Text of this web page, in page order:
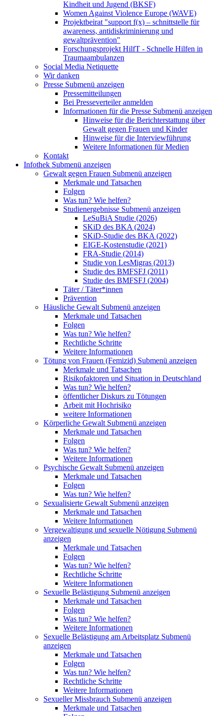
Kindheit und Jugend (BKSF)
Women Against Violence Europe (WAVE)
Projektbeirat "support f(x) – schnittstelle für
awareness, antidiskriminierung und
gewaltprävention"
Forschungsprojekt HilfT - Schnelle Hilfen in
Traumaambulanzen
Social Media Netiquette
Wir danken
Presse Submenü anzeigen
Pressemitteilungen
Bei Presseverteiler anmelden
Informationen für die Presse Submenü anzeigen
Hinweise für die Berichterstattung über
Gewalt gegen Frauen und Kinder
Hinweise für die Interviewführung
Weitere Informationen für Medien
Kontakt
Infothek Submenü anzeigen
Gewalt gegen Frauen Submenü anzeigen
Merkmale und Tatsachen
Folgen
Was tun? Wie helfen?
Studienergebnisse Submenü anzeigen
LeSuBiA Studie (2026)
SKiD des BKA (2024)
SKiD-Studie des BKA (2022)
EIGE-Kostenstudie (2021)
FRA-Studie (2014)
Studie von LesMigras (2013)
Studie des BMFSFJ (2011)
Studie des BMFSFJ (2004)
Täter / Täter*innen
Prävention
Häusliche Gewalt Submenü anzeigen
Merkmale und Tatsachen
Folgen
Was tun? Wie helfen?
Rechtliche Schritte
Weitere Informationen
Tötung von Frauen (Femizid) Submenü anzeigen
Merkmale und Tatsachen
Risikofaktoren und Situation in Deutschland
Was tun? Wie helfen?
öffentlicher Diskurs zu Tötungen
Arbeit mit Hochrisiko
weitere Informationen
Körperliche Gewalt Submenü anzeigen
Merkmale und Tatsachen
Folgen
Was tun? Wie helfen?
Weitere Informationen
Psychische Gewalt Submenü anzeigen
Merkmale und Tatsachen
Folgen
Was tun? Wie helfen?
Sexualisierte Gewalt Submenü anzeigen
Merkmale und Tatsachen
Weitere Informationen
Vergewaltigung und sexuelle Nötigung Submenü
anzeigen
Merkmale und Tatsachen
Folgen
Was tun? Wie helfen?
Rechtliche Schritte
Weitere Informationen
Sexuelle Belästigung Submenü anzeigen
Merkmale und Tatsachen
Folgen
Was tun? Wie helfen?
Weitere Informationen
Sexuelle Belästigung am Arbeitsplatz Submenü
anzeigen
Merkmale und Tatsachen
Folgen
Was tun? Wie helfen?
Rechtliche Schritte
Weitere Informationen
Sexueller Missbrauch Submenü anzeigen
Merkmale und Tatsachen